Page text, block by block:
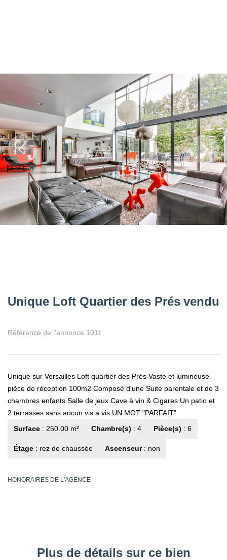
Unique Loft Quartier des Prés vendu
Référence de l'annonce 1011
Unique sur Versailles Loft quartier des Prés Vaste et lumineuse
pièce de réception 100m2 Composé d'une Suite parentale et de 3
chambres enfants Salle de jeux Cave à vin & Cigares Un patio et
2 terrasses sans aucun vis a vis UN MOT "PARFAIT"
Surface : 250.00 m² Chambre(s) : 4 Pièce(s) : 6
Étage : rez de chaussée Ascenseur: non
HONORAIRES DE L'AGENCE
Plus de détails sur ce bien